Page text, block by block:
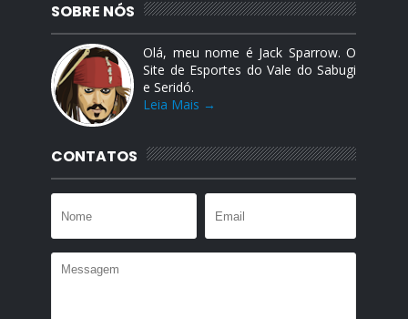
SOBRE NÓS
Olá, meu nome é Jack Sparrow. O
Site de Esportes do Vale do Sabugi
e Seridó.
Leia Mais →
CONTATOS